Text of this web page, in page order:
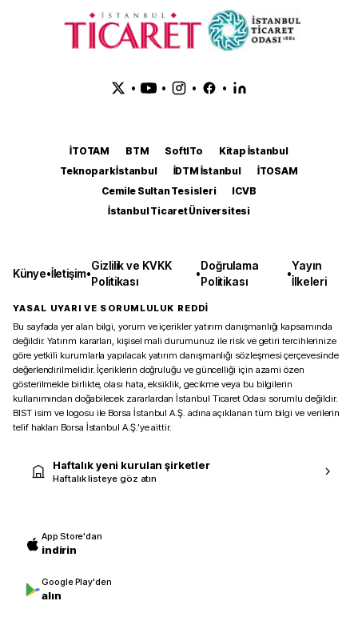
• • • •
İTOTAM BTM SoftITo
Kitap İstanbul
Teknopark İstanbul
İDTM İstanbul
İTOSAM
Cemile Sultan Tesisleri
ICVB
İstanbul Ticaret Üniversitesi
Künye•İletişim•
Gizlilik ve KVKK
Politikası
•
Doğrulama
Politikası
•
Yayın
İlkeleri
YASAL UYARI VE SORUMLULUK REDDİ
Bu sayfada yer alan bilgi, yorum ve içerikler yatırım danışmanlığı kapsamında
değildir. Yatırım kararları, kişisel mali durumunuz ile risk ve getiri tercihlerinize
göre yetkili kurumlarla yapılacak yatırım danışmanlığı sözleşmesi çerçevesinde
değerlendirilmelidir. İçeriklerin doğruluğu ve güncelliği için azami özen
gösterilmekle birlikte, olası hata, eksiklik, gecikme veya bu bilgilerin
kullanımından doğabilecek zararlardan İstanbul Ticaret Odası sorumlu değildir.
BIST isim ve logosu ile Borsa İstanbul A.Ş. adına açıklanan tüm bilgi ve verilerin
telif hakları Borsa İstanbul A.Ş.’ye aittir.
Haftalık yeni kurulan şirketler
Haftalık listeye göz atın
App Store'dan
indirin
Google Play'den
alın